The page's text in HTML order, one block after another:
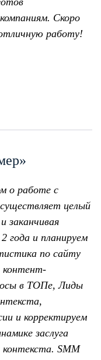
Скоро
работу!
о работе с
целый
заканчивая
года и планируем
по сайту
контент-
в ТОПе, Лиды
и корректируем
заслуга
контекста. SMM